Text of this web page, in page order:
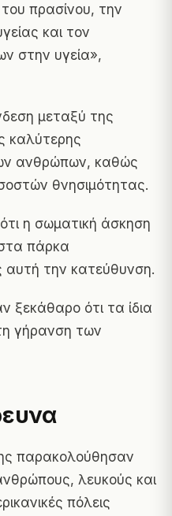
πρασίνου, την
και τον
στην υγεία»,
μεταξύ της
καλύτερης
ανθρώπων, καθώς
θνησιμότητας.
η σωματική άσκηση
στα πάρκα
αυτή την κατεύθυνση.
ξεκάθαρο ότι τα ίδια
γήρανση των
παρακολούθησαν
λευκούς και
πόλεις